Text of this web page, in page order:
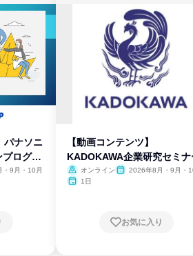
パナソニ
プログラ
9月・10月
【動画コンテンツ】
KADOKAWA企業研究セミナ
オンライン
2026年8月・9月・
1日
お気に入り